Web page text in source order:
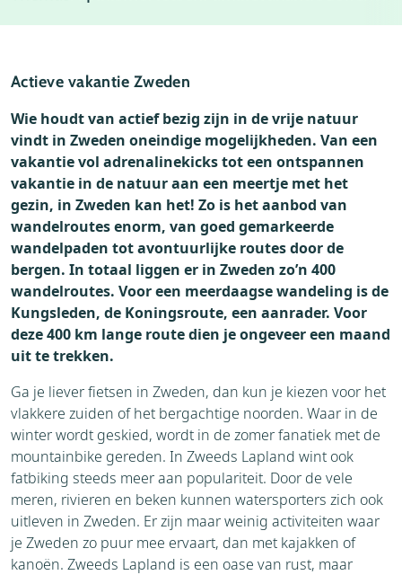
Weer
Actieve vakantie Zweden
Wie houdt van actief bezig zijn in de vrije natuur
vindt in Zweden oneindige mogelijkheden. Van een
vakantie vol adrenalinekicks tot een ontspannen
vakantie in de natuur aan een meertje met het
gezin, in Zweden kan het! Zo is het aanbod van
wandelroutes enorm, van goed gemarkeerde
wandelpaden tot avontuurlijke routes door de
bergen. In totaal liggen er in Zweden zo’n 400
wandelroutes. Voor een meerdaagse wandeling is de
Kungsleden, de Koningsroute, een aanrader. Voor
deze 400 km lange route dien je ongeveer een maand
uit te trekken.
Ga je liever fietsen in Zweden, dan kun je kiezen voor het
vlakkere zuiden of het bergachtige noorden. Waar in de
winter wordt geskied, wordt in de zomer fanatiek met de
mountainbike gereden. In Zweeds Lapland wint ook
fatbiking steeds meer aan populariteit. Door de vele
meren, rivieren en beken kunnen watersporters zich ook
uitleven in Zweden. Er zijn maar weinig activiteiten waar
je Zweden zo puur mee ervaart, dan met kajakken of
kanoën. Zweeds Lapland is een oase van rust, maar